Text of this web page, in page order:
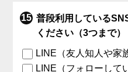
普段利用している
ください（3つまで）
LINE（友人知人や家
LINE（フォローして